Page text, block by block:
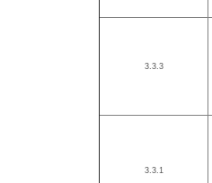
3.3.3
3.3.1